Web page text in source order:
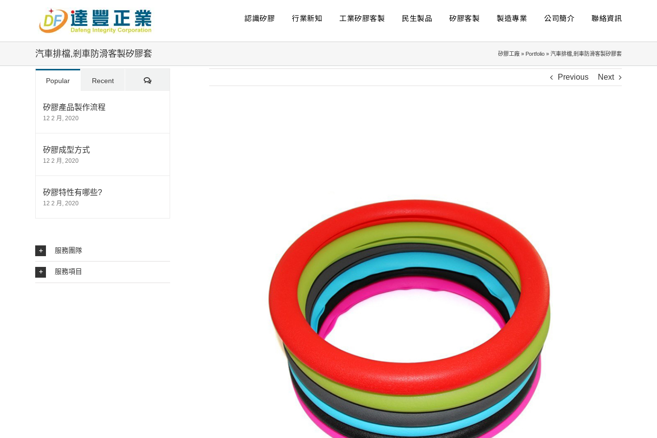
認識矽膠 行業新知 工業矽膠客製 民生製品 矽膠客製 製造專業 公司簡介 聯絡資訊
汽車排檔,剎車防滑客製矽膠套 矽膠工廠 » Portfolio » 汽車排檔,剎車防滑客製矽膠套
Previous Next
Popular Recent Comments
矽膠產品製作流程
12 2 月, 2020
矽膠成型方式
12 2 月, 2020
矽膠特性有哪些?
12 2 月, 2020
服務團隊
服務項目